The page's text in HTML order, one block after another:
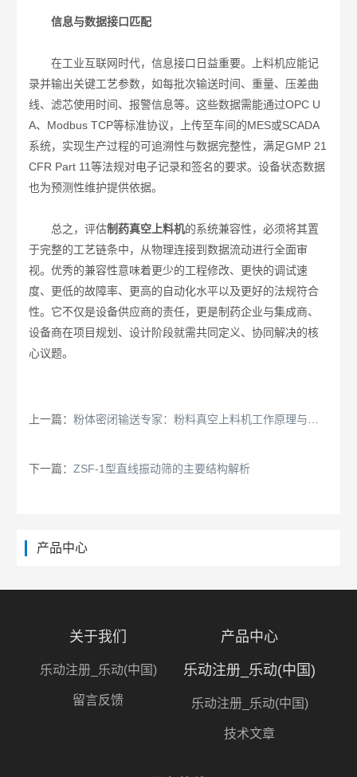
信息与数据接口匹配
在工业互联网时代，信息接口日益重要。上料机应能记
录并输出关键工艺参数，如每批次输送时间、重量、压差曲
线、滤芯使用时间、报警信息等。这些数据需能通过OPC U
A、Modbus TCP等标准协议，上传至车间的MES或SCADA
系统，实现生产过程的可追溯性与数据完整性，满足GMP 21
CFR Part 11等法规对电子记录和签名的要求。设备状态数据
也为预测性维护提供依据。
总之，评估制药真空上料机的系统兼容性，必须将其置
于完整的工艺链条中，从物理连接到数据流动进行全面审
视。优秀的兼容性意味着更少的工程修改、更快的调试速
度、更低的故障率、更高的自动化水平以及更好的法规符合
性。它不仅是设备供应商的责任，更是制药企业与集成商、
设备商在项目规划、设计阶段就需共同定义、协同解决的核
心议题。
上一篇：粉体密闭输送专家：粉料真空上料机工作原理与优势
下一篇：ZSF-1型直线振动筛的主要结构解析
产品中心
关于我们
乐动注册_乐动(中国)
留言反馈
产品中心
乐动注册_乐动(中国)
乐动注册_乐动(中国)
技术文章